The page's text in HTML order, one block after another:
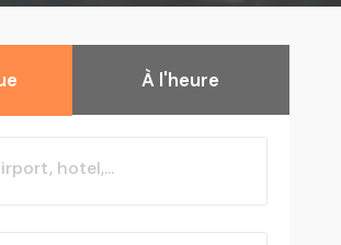
À l'heure